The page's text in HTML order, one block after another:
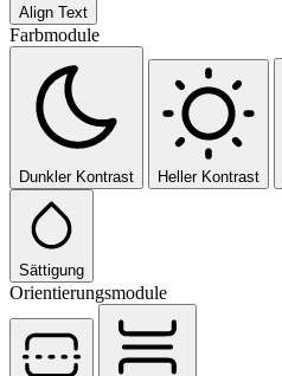
Align Text
Farbmodule
Dunkler Kontrast Heller Kontrast
Sättigung
Orientierungsmodule